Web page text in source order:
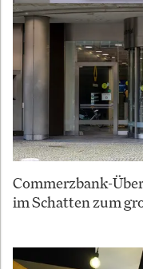
Commerzbank-
im Schatten zum